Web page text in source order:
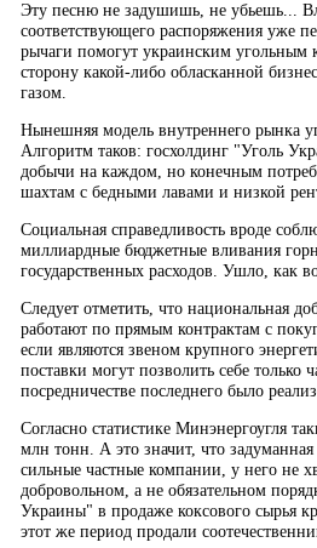
Эту песню не задушишь, не убьешь...
соответствующего распоряжения уже
рычаги помогут украинским угольным
сторону какой-либо обласканной
газом.
Нынешняя модель внутреннего рынка
Алгоритм таков: госхолдинг "Уголь
добычи на каждом, но конечным
шахтам с бедными лавами и низкой
Социальная справедливость вроде
миллиардные бюджетные вливания
государственных расходов. Ушло, как
Следует отметить, что национальная
работают по прямым контрактам с
если являются звеном крупного
поставки могут позволить себе
посредничестве последнего было
Согласно статистике Минэнергоугля
млн тонн. А это значит, что
сильные частные компании, у него не
добровольном, а не обязательном
Украины" в продаже коксового сырья
этот же период продали